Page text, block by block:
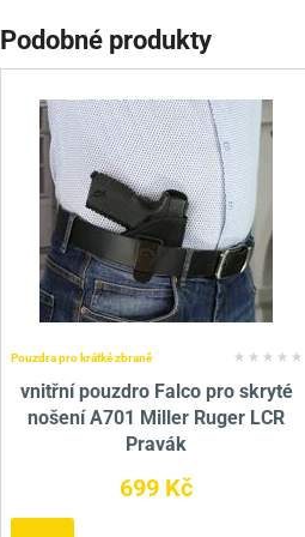
Podobné produkty
Pouzdra pro krátké zbraně
vnitřní pouzdro Falco pro skryté
nošení A701 Miller Ruger LCR
Pravák
699 Kč